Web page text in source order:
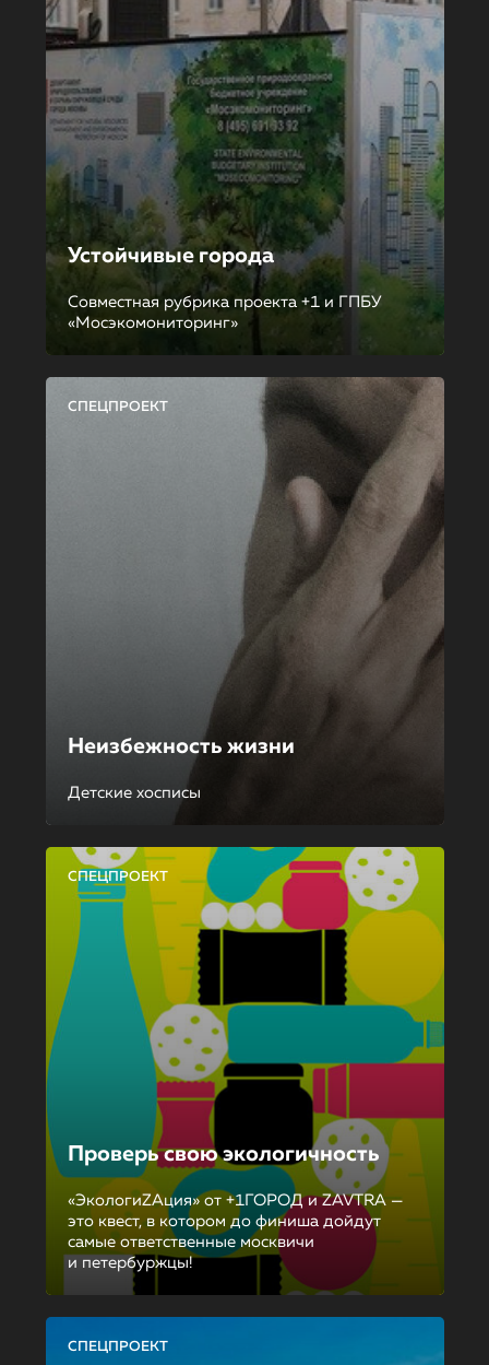
Устойчивые города
Совместная рубрика проекта +1 и ГПБУ
«Мосэкомониторинг»
СПЕЦПРОЕКТ
Неизбежность жизни
Детские хосписы
СПЕЦПРОЕКТ
Проверь свою экологичность
«ЭкологиZAция» от +1ГОРОД и ZAVTRA —
это квест, в котором до финиша дойдут
самые ответственные москвичи
и петербуржцы!
СПЕЦПРОЕКТ